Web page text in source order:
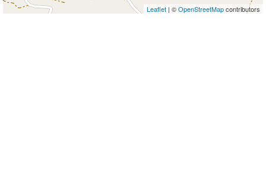
Leaflet | ©OpenStreetMapcontributors